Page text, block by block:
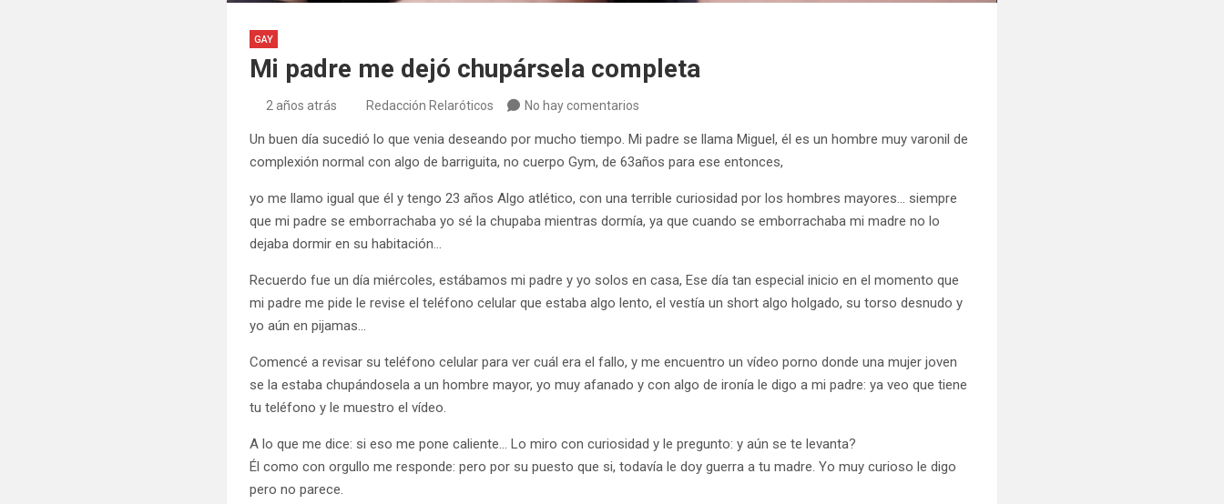
GAY
Mi padre me dejó chupársela completa
2 años atrás Redacción Relaróticos No hay comentarios
Un buen día sucedió lo que venia deseando por mucho tiempo. Mi padre se llama Miguel, él es un hombre muy varonil de
complexión normal con algo de barriguita, no cuerpo Gym, de 63años para ese entonces,
yo me llamo igual que él y tengo 23 años Algo atlético, con una terrible curiosidad por los hombres mayores… siempre
que mi padre se emborrachaba yo sé la chupaba mientras dormía, ya que cuando se emborrachaba mi madre no lo
dejaba dormir en su habitación…
Recuerdo fue un día miércoles, estábamos mi padre y yo solos en casa, Ese día tan especial inicio en el momento que
mi padre me pide le revise el teléfono celular que estaba algo lento, el vestía un short algo holgado, su torso desnudo y
yo aún en pijamas…
Comencé a revisar su teléfono celular para ver cuál era el fallo, y me encuentro un vídeo porno donde una mujer joven
se la estaba chupándosela a un hombre mayor, yo muy afanado y con algo de ironía le digo a mi padre: ya veo que tiene
tu teléfono y le muestro el vídeo.
A lo que me dice: si eso me pone caliente… Lo miro con curiosidad y le pregunto: y aún se te levanta?
Él como con orgullo me responde: pero por su puesto que si, todavía le doy guerra a tu madre. Yo muy curioso le digo
pero no parece.